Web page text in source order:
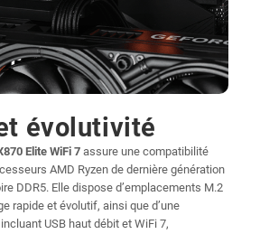
évolutivité
Elite WiFi 7 assure une compatibilité
AMD Ryzen de dernière génération
DDR5. Elle dispose d’emplacements M.2
rapide et évolutif, ainsi que d’une
USB haut débit et WiFi 7,